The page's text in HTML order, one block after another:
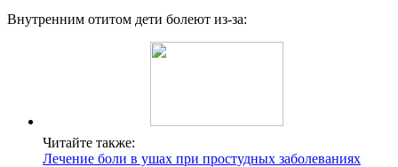
Внутренним отитом дети болеют из-за:
Читайте также:
Лечение боли в ушах при простудных заболеваниях